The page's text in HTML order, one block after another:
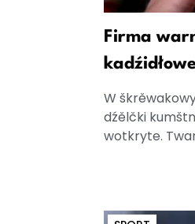
Firma
W
dźělčki
wotkryte.